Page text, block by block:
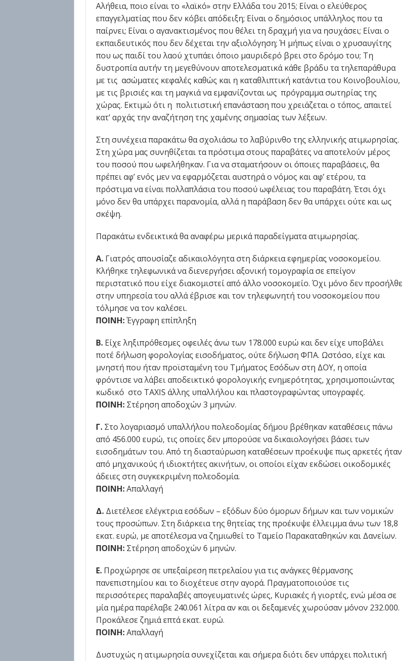
Αλήθεια, ποιο είναι το «λαϊκό» στην Ελλάδα του 2015; Είναι ο ελεύθερος
επαγγελματίας που δεν κόβει απόδειξη; Είναι ο δημόσιος υπάλληλος που τα
παίρνει; Είναι ο αγανακτισμένος που θέλει τη δραχμή για να ησυχάσει; Είναι ο
εκπαιδευτικός που δεν δέχεται την αξιολόγηση; Ή μήπως είναι ο χρυσαυγίτης
που ως παιδί του λαού χτυπάει όποιο μαυριδερό βρει στο δρόμο του; Τη
δυστροπία αυτήν τη μεγεθύνουν αποτελεσματικά κάθε βράδυ τα τηλεπαράθυρα
με τις ασώματες κεφαλές καθώς και η καταθλιπτική κατάντια του Κοινοβουλίου,
με τις βρισιές και τη μαγκιά να εμφανίζονται ως πρόγραμμα σωτηρίας της
χώρας. Εκτιμώ ότι η πολιτιστική επανάσταση που χρειάζεται ο τόπος, απαιτεί
κατ’ αρχάς την αναζήτηση της χαμένης σημασίας των λέξεων.
Στη συνέχεια παρακάτω θα σχολιάσω το λαβύρινθο της ελληνικής ατιμωρησίας.
Στη χώρα μας συνηθίζεται τα πρόστιμα στους παραβάτες να αποτελούν μέρος
του ποσού που ωφελήθηκαν. Για να σταματήσουν οι όποιες παραβάσεις, θα
πρέπει αφ’ ενός μεν να εφαρμόζεται αυστηρά ο νόμος και αφ’ ετέρου, τα
πρόστιμα να είναι πολλαπλάσια του ποσού ωφέλειας του παραβάτη. Έτσι όχι
μόνο δεν θα υπάρχει παρανομία, αλλά η παράβαση δεν θα υπάρχει ούτε και ως
σκέψη.
Παρακάτω ενδεικτικά θα αναφέρω μερικά παραδείγματα ατιμωρησίας.
Α.Γιατρός απουσίαζε αδικαιολόγητα στη διάρκεια εφημερίας νοσοκομείου.
Κλήθηκε τηλεφωνικά να διενεργήσει αξονική τομογραφία σε επείγον
περιστατικό που είχε διακομιστεί από άλλο νοσοκομείο. Όχι μόνο δεν προσήλθε
στην υπηρεσία του αλλά έβρισε και τον τηλεφωνητή του νοσοκομείου που
τόλμησε να τον καλέσει.
ΠΟΙΝΗ:Έγγραφη επίπληξη
Β.Είχε ληξιπρόθεσμες οφειλές άνω των 178.000 ευρώ και δεν είχε υποβάλει
ποτέ δήλωση φορολογίας εισοδήματος, ούτε δήλωση ΦΠΑ. Ωστόσο, είχε και
μνηστή που ήταν προϊσταμένη του Τμήματος Εσόδων στη ΔΟΥ, η οποία
φρόντισε να λάβει αποδεικτικό φορολογικής ενημερότητας, χρησιμοποιώντας
κωδικό στο TAXIS άλλης υπαλλήλου και πλαστογραφώντας υπογραφές.
ΠΟΙΝΗ: Στέρηση αποδοχών 3 μηνών.
Γ.Στο λογαριασμό υπαλλήλου πολεοδομίας δήμου βρέθηκαν καταθέσεις πάνω
από 456.000 ευρώ, τις οποίες δεν μπορούσε να δικαιολογήσει βάσει των
εισοδημάτων του. Από τη διασταύρωση καταθέσεων προέκυψε πως αρκετές ήταν
από μηχανικούς ή ιδιοκτήτες ακινήτων, οι οποίοι είχαν εκδώσει οικοδομικές
άδειες στη συγκεκριμένη πολεοδομία.
ΠΟΙΝΗ:Απαλλαγή
Δ. Διετέλεσε ελέγκτρια εσόδων – εξόδων δύο όμορων δήμων και των νομικών
τους προσώπων. Στη διάρκεια της θητείας της προέκυψε έλλειμμα άνω των 18,8
εκατ. ευρώ, με αποτέλεσμα να ζημιωθεί το Ταμείο Παρακαταθηκών και Δανείων.
ΠΟΙΝΗ:Στέρηση αποδοχών 6 μηνών.
Ε.Προχώρησε σε υπεξαίρεση πετρελαίου για τις ανάγκες θέρμανσης
πανεπιστημίου και το διοχέτευε στην αγορά. Πραγματοποιούσε τις
περισσότερες παραλαβές απογευματινές ώρες, Κυριακές ή γιορτές, ενώ μέσα σε
μία ημέρα παρέλαβε 240.061 λίτρα αν και οι δεξαμενές χωρούσαν μόνον 232.000.
Προκάλεσε ζημιά επτά εκατ. ευρώ.
ΠΟΙΝΗ:Απαλλαγή
Δυστυχώς η ατιμωρησία συνεχίζεται και σήμερα διότι δεν υπάρχει πολιτική